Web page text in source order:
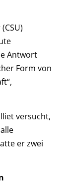
Antwort
Form von
versucht,
er zwei